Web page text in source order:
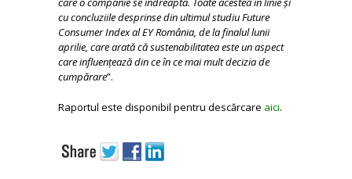
cu concluziile desprinse din ultimul studiu Future
Consumer Index al EY România, de la finalul lunii
aprilie, care arată că sustenabilitatea este un aspect
care influențează din ce în ce mai mult decizia de
cumpărare”.
Raportul este disponibil pentru descărcare aici.